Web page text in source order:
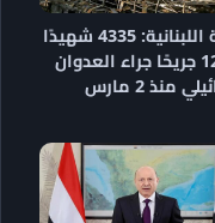
الصحة اللبنانية: 4335 شهيدًا
و12277 جريحًا جراء العدوان
منذ 2 مارس